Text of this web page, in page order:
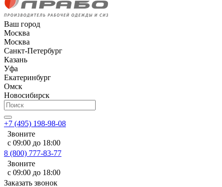
Ваш город
Москва
Москва
Санкт-Петербург
Казань
Уфа
Екатеринбург
Омск
Новосибирск
+7 (495) 198-98-08
Звоните
с 09:00 до 18:00
8 (800) 777-83-77
Звоните
с 09:00 до 18:00
Заказать звонок